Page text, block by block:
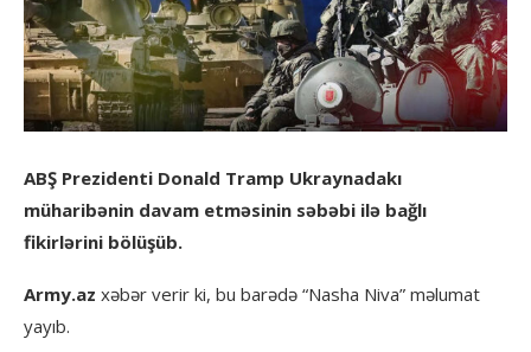
ABŞ Prezidenti Donald Tramp Ukraynadakı
müharibənin davam etməsinin səbəbi ilə bağlı
fikirlərini bölüşüb.
Army.az xəbər verir ki, bu barədə “Nasha Niva” məlumat
yayıb.